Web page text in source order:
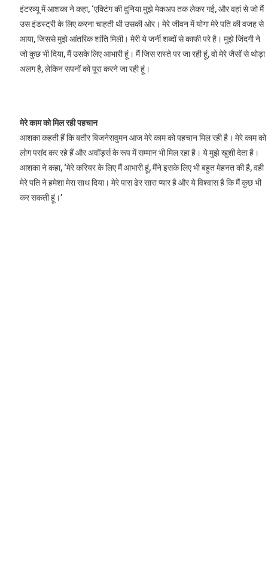
इंटरव्यू में आशका ने कहा, ‘एक्टिंग की दुनिया मुझे मेकअप तक लेकर गई, और वहां से जो मैं
उस इंडस्ट्री के लिए करना चाहती थी उसकी ओर। मेरे जीवन में योगा मेरे पति की वजह से
आया, जिससे मुझे आंतरिक शांति मिली। मेरी ये जर्नी शब्दों से काफी परे है। मुझे जिंदगी ने
जो कुछ भी दिया, मैं उसके लिए आभारी हूं। मैं जिस रास्ते पर जा रही हूं, वो मेरे जैसों से थोड़ा
अलग है, लेकिन सपनों को पूरा करने जा रही हूं।
मेरे काम को मिल रही पहचान
आशका कहती हैं कि बतौर बिजनेसवुमन आज मेरे काम को पहचान मिल रही है। मेरे काम को
लोग पसंद कर रहे हैं और अवॉर्ड्स के रूप में सम्मान भी मिल रहा है। ये मुझे खुशी देता है।
आशका ने कहा, ‘मेरे करियर के लिए मैं आभारी हूं, मैंने इसके लिए भी बहुत मेहनत की है, वही
मेरे पति ने हमेशा मेरा साथ दिया। मेरे पास ढेर सारा प्यार है और ये विश्वास है कि मैं कुछ भी
कर सकती हूं।’